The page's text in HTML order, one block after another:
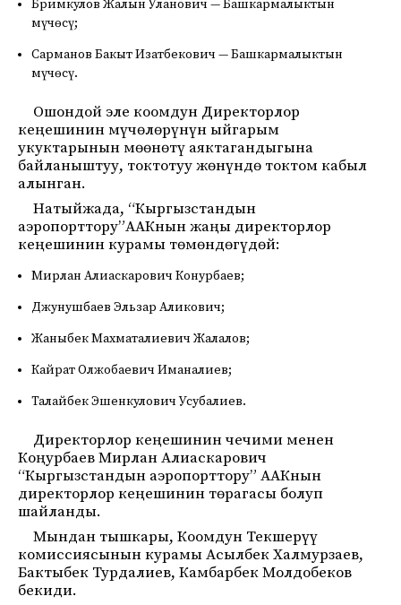
Бримкулов Жалын Уланович — Башкармалыктын
мүчөсү;
Сарманов Бакыт Изатбекович — Башкармалыктын
мүчөсү.
Ошондой эле коомдун Директорлор
кеңешинин мүчөлөрүнүн ыйгарым
укуктарынын мөөнөтү аяктагандыгына
байланыштуу, токтотуу жөнүндө токтом кабыл
алынган.
Натыйжада, “Кыргызстандын
аэропорттору”ААКнын жаңы директорлор
кеңешинин курамы төмөндөгүдөй:
Мирлан Алиаскарович Конурбаев;
Джунушбаев Эльзар Аликович;
Жаныбек Махматалиевич Жалалов;
Кайрат Олжобаевич Иманалиев;
Талайбек Эшенкулович Усубалиев.
Директорлор кеңешинин чечими менен
Коңурбаев Мирлан Алиаскарович
“Кыргызстандын аэропорттору” ААКнын
директорлор кеңешинин төрагасы болуп
шайланды.
Мындан тышкары, Коомдун Текшерүү
комиссиясынын курамы Асылбек Халмурзаев,
Бактыбек Турдалиев, Камбарбек Молдобеков
бекиди.